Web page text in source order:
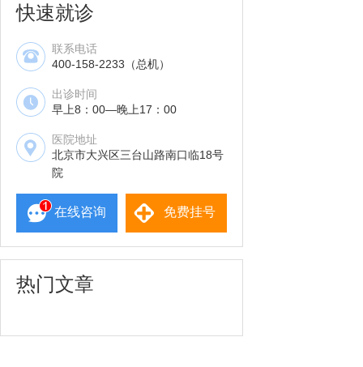
快速就诊
联系电话
400-158-2233（总机）
出诊时间
早上8：00—晚上17：00
医院地址
北京市大兴区三台山路南口临18号
院
在线咨询 免费挂号
热门文章